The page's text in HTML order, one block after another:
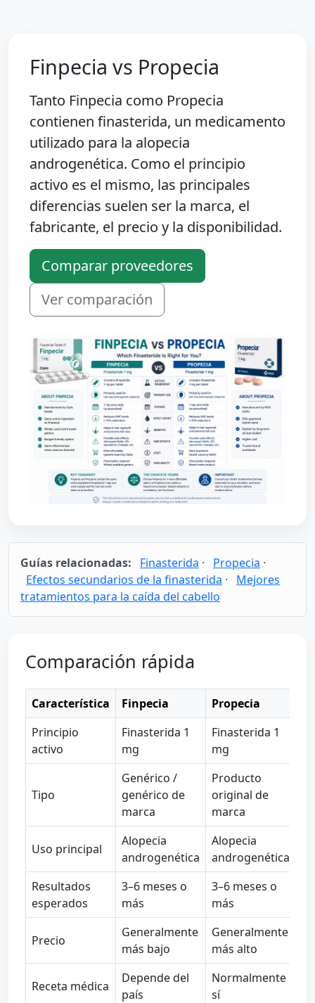
Finpecia vs Propecia
Tanto Finpecia como Propecia
contienen finasterida, un medicamento
utilizado para la alopecia
androgenética. Como el principio
activo es el mismo, las principales
diferencias suelen ser la marca, el
fabricante, el precio y la disponibilidad.
Comparar proveedores
Ver comparación
Guías relacionadas: Finasterida · Propecia ·
Efectos secundarios de la finasterida ·
Mejores
tratamientos para la caída del cabello
Comparación rápida
Característica Finpecia
Propecia
Principio
activo
Finasterida 1
mg
Finasterida 1
mg
Tipo
Genérico /
genérico de
marca
Producto
original de
marca
Uso principal
Alopecia
androgenética
Alopecia
androgenética
Resultados
esperados
3–6 meses o
más
3–6 meses o
más
Precio
Generalmente
más bajo
Generalmente
más alto
Receta médica
Depende del
país
Normalmente
sí